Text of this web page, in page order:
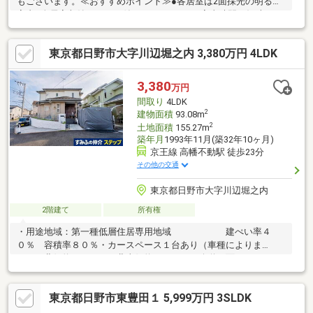
室内●全居室収納スペース付き●キッチンには家事時間を短縮する
食洗機付き ●浴室は換気・乾燥・暖房機付きで、入浴前も入浴
後も快適♪●日当たりの良いお庭は、ガーデニングや家庭菜園だけ
ではなく、夏にはお子様用のビニールプールも広げられます。住
まいの事なら地元で豊富な実績を誇る、地域密着の藤和ハウスへ
お任せ下さい！平日のご案内も可能です。まずはお気軽にお問合
せ下さいませ。
東京都日野市大字川辺堀之内 3,380万円 4LDK
3,380万円
間取り 4LDK
建物面積93.08m2
土地面積155.27m2
築年月 1993年11月(築32年10ヶ月)
京王線 高幡不動駅 徒歩23分
その他の交通
東京都日野市大字川辺堀之内
2階建て 所有権
・用途地域：第一種低層住居専用地域 建ぺい率４
０％ 容積率８０％・カースペース１台あり（車種によりま
東京都日野市東豊田１ 5,999万円 3SLDK